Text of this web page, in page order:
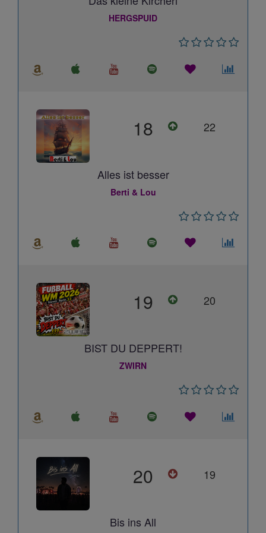
HERGSPUID
18 22
Alles ist besser
Berti & Lou
19 20
BIST DU DEPPERT!
ZWIRN
20 19
Bis ins All